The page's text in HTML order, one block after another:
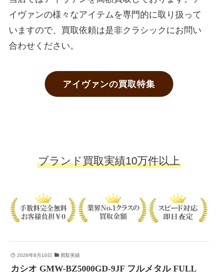
イヴァンの様々なアイテムを専門的に取り扱って
いますので、買取依頼は是非クラシックにお問い
合わせください。
アイヴァンの買取特集
ブランド買取実績10万件以上
2026年8月10日 買取実績
カシオ GMW-BZ5000GD-9JF フルメタル FULL